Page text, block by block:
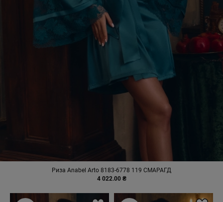
Риза Anabel Arto 8183-6778 119 СМАРАГД
4 022.00 ₴